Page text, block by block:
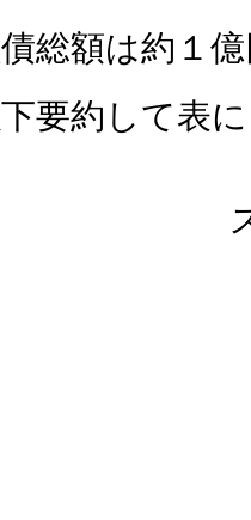
総額は約１
下要約して表